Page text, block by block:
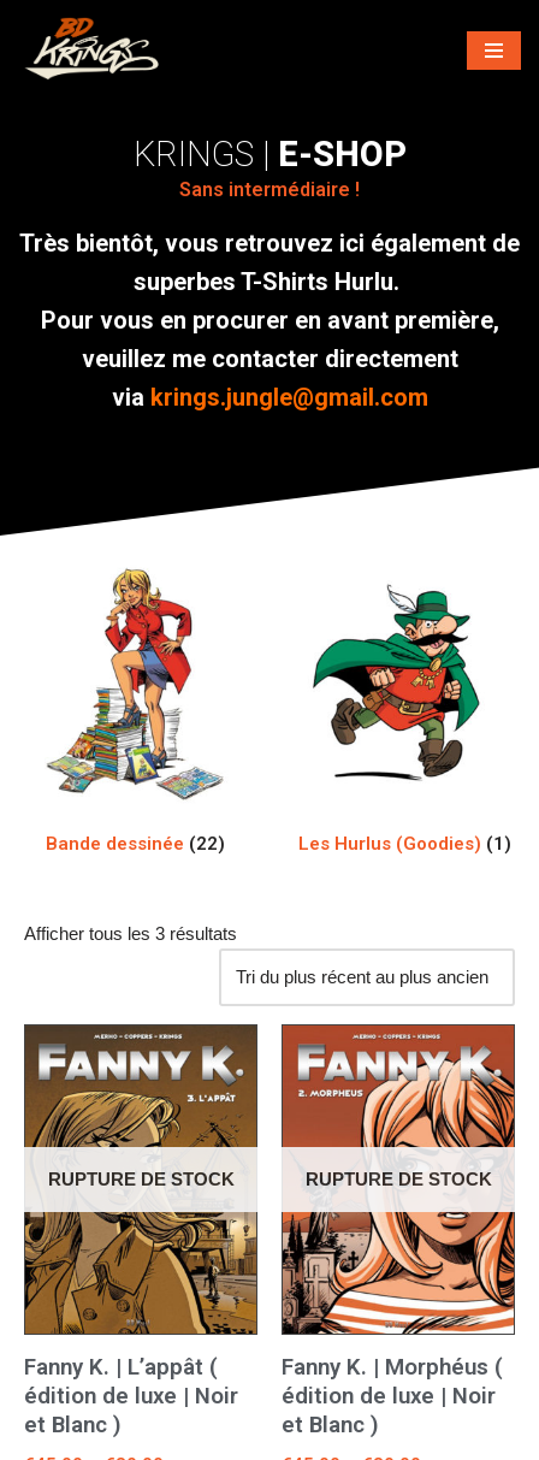
Aller
E-SHOP
Sans intermédiaire !
Très bientôt, vous retrouvez ici également de
superbes T-Shirts Hurlu.
Pour vous en procurer en avant première,
veuillez me contacter directement
via krings.jungle@gmail.com
Bande dessinée (22) Les Hurlus (Goodies) (1)
Afficher tous les 3 résultats
RUPTURE DE STOCK
Fanny K. | L’appât (
édition de luxe | Noir
et Blanc )
RUPTURE DE STOCK
Fanny K. | Morphéus (
édition de luxe | Noir
et Blanc )